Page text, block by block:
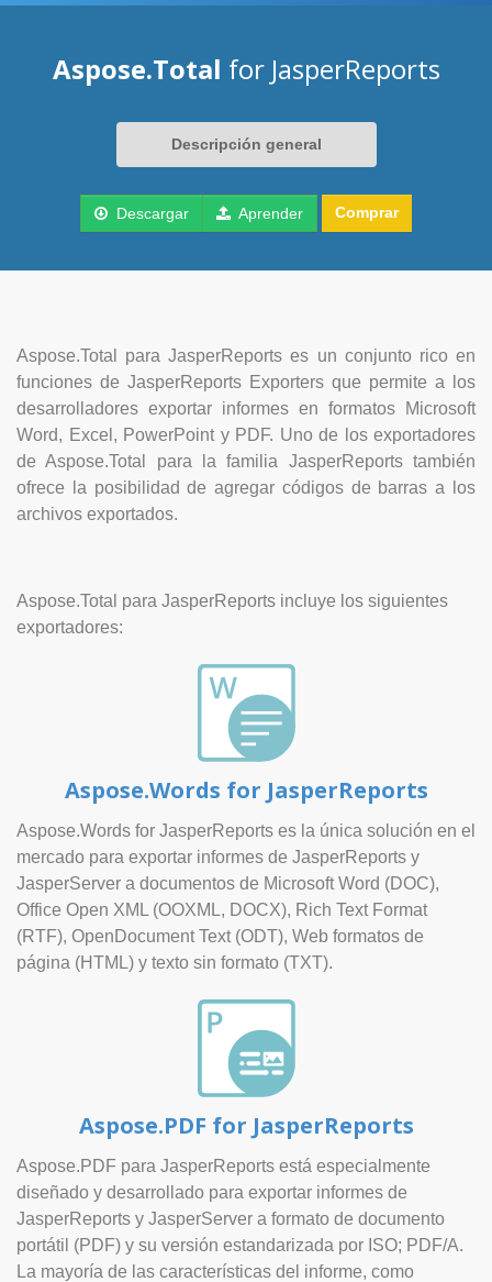
Aspose.Total for JasperReports
Descripción general
Descargar Aprender Comprar
Aspose.Total para JasperReports es un conjunto rico en
funciones de JasperReports Exporters que permite a los
desarrolladores exportar informes en formatos Microsoft
Word, Excel, PowerPoint y PDF. Uno de los exportadores
de Aspose.Total para la familia JasperReports también
ofrece la posibilidad de agregar códigos de barras a los
archivos exportados.
Aspose.Total para JasperReports incluye los siguientes
exportadores:
Aspose.Words for JasperReports
Aspose.Words for JasperReports es la única solución en el
mercado para exportar informes de JasperReports y
JasperServer a documentos de Microsoft Word (DOC),
Office Open XML (OOXML, DOCX), Rich Text Format
(RTF), OpenDocument Text (ODT), Web formatos de
página (HTML) y texto sin formato (TXT).
Aspose.PDF for JasperReports
Aspose.PDF para JasperReports está especialmente
diseñado y desarrollado para exportar informes de
JasperReports y JasperServer a formato de documento
portátil (PDF) y su versión estandarizada por ISO; PDF/A.
La mayoría de las características del informe, como